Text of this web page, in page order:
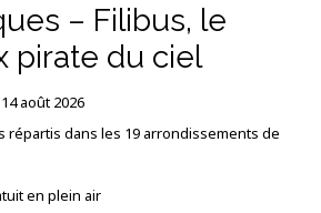
– Filibus, le
pirate du ciel
août 2026
répartis dans les 19 arrondissements de
en plein air